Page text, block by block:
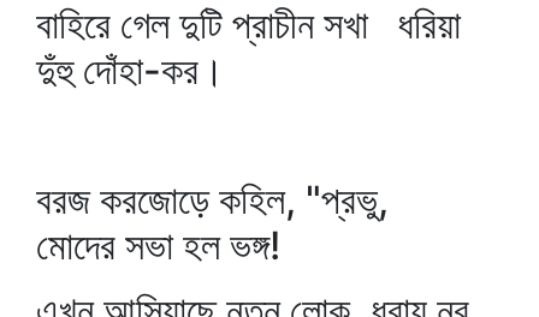
বাহিরে গেল দুটি প্রাচীন সখা ধরিয়া
দুঁহু দোঁহা-কর।
বরজ করজোড়ে কহিল, "প্রভু,
মোদের সভা হল ভঙ্গ!